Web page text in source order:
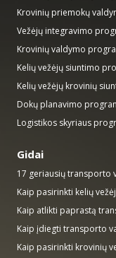
Krovinių priemokų
Vežėjų integravimo
Krovinių valdymo
Kelių vežėjų siuntimo
Kelių vežėjų krovinių
Dokų planavimo
Logistikos skyriaus
Gidai
17 geriausių transporto
Kaip pasirinkti kelių
Kaip atlikti paprastą
Kaip įdiegti transporto
Kaip pasirinkti krovinių